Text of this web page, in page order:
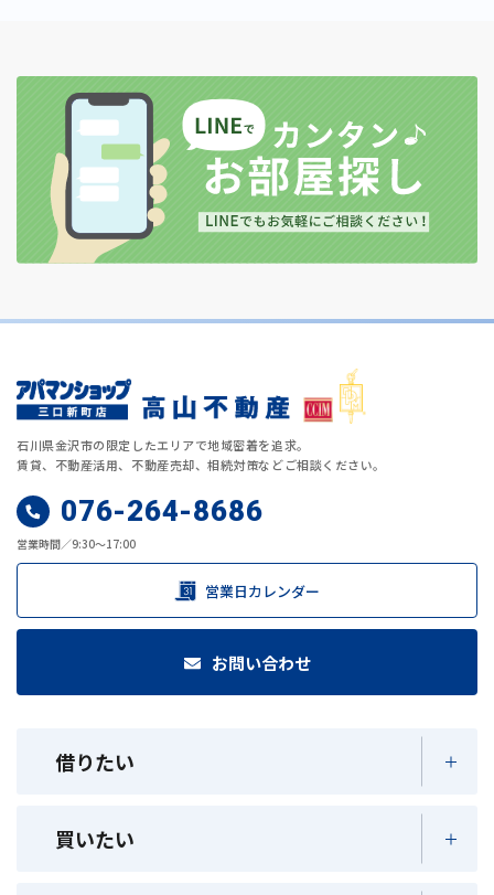
石川県金沢市の限定したエリアで地域密着を追求。
賃貸、不動産活用、不動産売却、相続対策などご相談ください。
076-264-8686
営業時間／9:30～17:00
営業日カレンダー
お問い合わせ
借りたい
買いたい